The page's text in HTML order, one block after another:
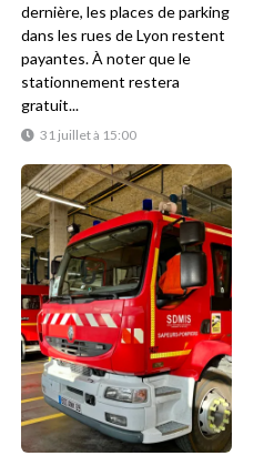
31 juillet à 15:00
dernière, les places de parking
dans les rues de Lyon restent
payantes. À noter que le
stationnement restera
gratuit...